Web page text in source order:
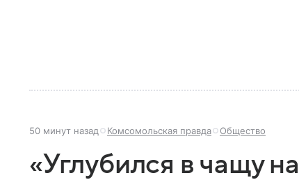
50 минут назад Комсомольская правда Общество
«Углубился в чащу